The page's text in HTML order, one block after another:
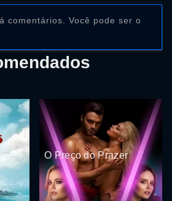
comentários. Você pode ser o
O Preço do Prazer